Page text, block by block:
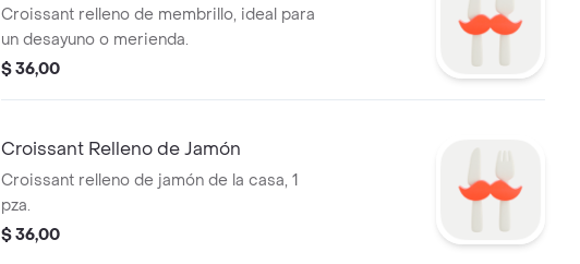
Croissant relleno de membrillo, ideal para
un desayuno o merienda.
$ 36,00
Croissant Relleno de Jamón
Croissant relleno de jamón de la casa, 1
pza.
$ 36,00